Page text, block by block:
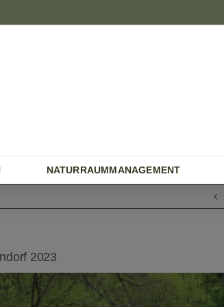
NATURRAUMMANAGEMENT
2023